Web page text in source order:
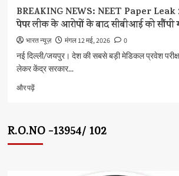
बारे
में
और
पढ़ें
BREAKING NEWS: NEET Paper Leak
पेपर लीक के आरोपों के बाद सीबीआई को सौंपी
भारत न्यूज़ मंगल 12 मई, 2026
0
नई दिल्ली/जयपुर। देश की सबसे बड़ी मेडिकल प्रवेश
लेकर केंद्र सरकार...
और पढ़ेंBREAKING
Leak
2026
R.O.NO -13954/ 102